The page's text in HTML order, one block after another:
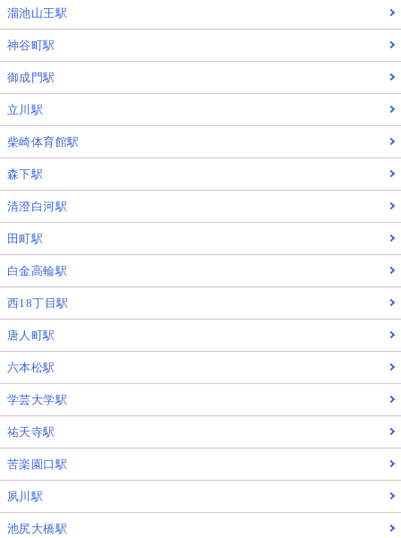
溜池山王駅
神谷町駅
御成門駅
立川駅
柴崎体育館駅
森下駅
清澄白河駅
田町駅
白金高輪駅
西18丁目駅
唐人町駅
六本松駅
学芸大学駅
祐天寺駅
苦楽園口駅
夙川駅
池尻大橋駅